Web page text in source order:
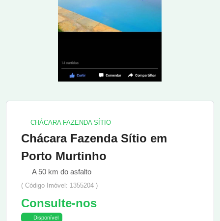
CHÁCARA FAZENDA SÍTIO
Chácara Fazenda Sítio em
Porto Murtinho
A 50 km do asfalto
( Código Imóvel: 1355204 )
Consulte-nos
Disponível